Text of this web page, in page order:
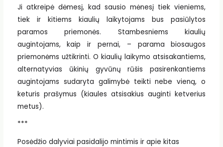
Ji atkreipė dėmesį, kad sausio mėnesį tiek vieniems,
tiek ir kitiems kiaulių laikytojams bus pasiūlytos
paramos priemonės. Stambesniems kiaulių
augintojams, kaip ir pernai, – parama biosaugos
priemonėms užtikrinti. O kiaulių laikymo atsisakantiems,
alternatyvias ūkinių gyvūnų rūšis pasirenkantiems
augintojams sudaryta galimybė teikti nebe vieną, o
keturis prašymus (kiaules atsisakius auginti ketverius
metus).
***
Posėdžio dalyviai pasidalijo mintimis ir apie kitas